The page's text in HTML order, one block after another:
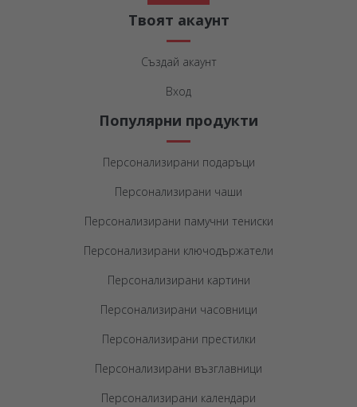
Твоят акаунт
Създай акаунт
Вход
Популярни продукти
Персонализирани подаръци
Персонализирани чаши
Персонализирани памучни тениски
Персонализирани ключодържатели
Персонализирани картини
Персонализирани часовници
Персонализирани престилки
Персонализирани възглавници
Персонализирани календари